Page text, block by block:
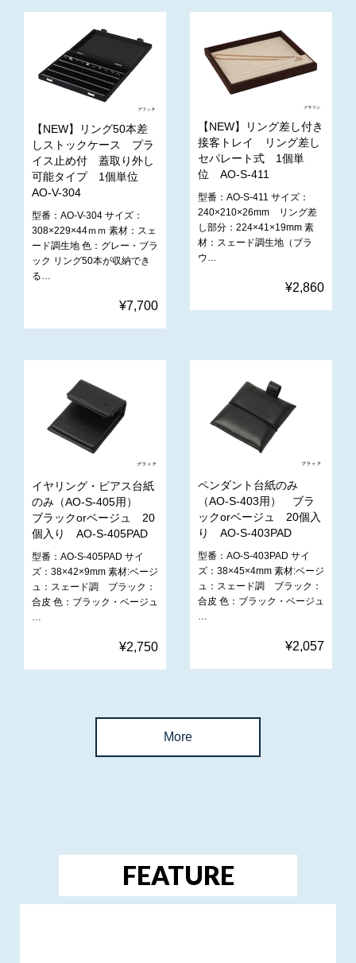
【NEW】リング50本差
しストックケース プラ
イス止め付 蓋取り外し
可能タイプ 1個単位
AO-V-304
型番：AO-V-304 サイズ：
308×229×44ｍｍ 素材：スェ
ード調生地 色：グレー・ブラ
ック リング50本が収納でき
る…
¥7,700
【NEW】リング差し付き
接客トレイ リング差し
セパレート式 1個単
位 AO-S-411
型番：AO-S-411 サイズ：
240×210×26mm リング差
し部分：224×41×19mm 素
材：スェード調生地（ブラ
ウ…
¥2,860
イヤリング・ピアス台紙
のみ（AO-S-405用）
ブラックorベージュ 20
個入り AO-S-405PAD
型番：AO-S-405PAD サイ
ズ：38×42×9mm 素材:ベージ
ュ：スェード調 ブラック：
合皮 色：ブラック・ベージュ
…
¥2,750
ペンダント台紙のみ
（AO-S-403用） ブラ
ックorベージュ 20個入
り AO-S-403PAD
型番：AO-S-403PAD サイ
ズ：38×45×4mm 素材:ベージ
ュ：スェード調 ブラック：
合皮 色：ブラック・ベージュ
¥2,057
More
FEATURE